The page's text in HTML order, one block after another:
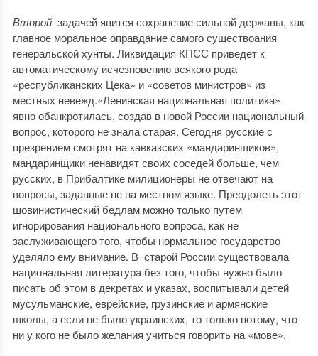
Второйзадачей явится сохранение сильной державы, как
главное моральное оправдание самого существоания
генеральской хунты. Ликвидация КПСС приведет к
автоматическому исчезновению всякого рода
«республиканских Цека» и «советов министров» из
местных невежд.«Ленинская национальная политика»
явно обанкротилась, создав в новой России национальный
вопрос, которого не знала старая. Сегодня русские с
презрением смотрят на кавказских «мандаринщиков»,
мандаринщики ненавидят своих соседей больше, чем
русских, в Прибалтике милиционеры не отвечают на
вопросы, заданные не на местном языке. Преодолеть этот
шовинистический бедлам можно только путем
игнорирования национального вопроса, как не
заслуживающего того, чтобы нормальное государство
уделяло ему внимание. В старой России существовала
национальная литература без того, чтобы нужно было
писать об этом в декретах и указах, воспитывали детей
мусульманские, еврейские, грузинские и армянские
школы, а если не было украинских, то только потому, что
ни у кого не было желания учиться говорить на «мове».